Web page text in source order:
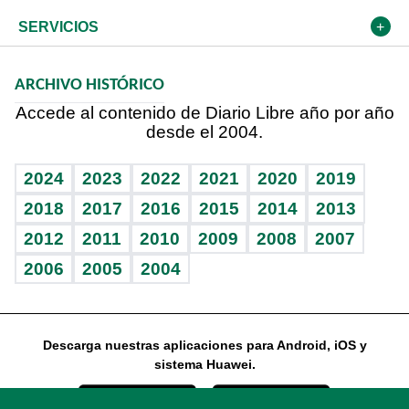
Resto del mundo
Economía personal
Podcast Arte Libre
Vida y familia
Eñe
Celebrando la vida
Sin complejos
En pocas palabras
Escuchando al corazón
Economía Personal
Más deportes
BRV
TBT Deportivo
Frente al Statu Quo
Noticiero Poteleche
Ágora
Cambio climático
Opinión
Hecho en casa
Guía del dinero
SERVICIOS
Cumpleaños
Horóscopos
ARCHIVO HISTÓRICO
Accede al contenido de Diario Libre año por año
desde el 2004.
2024 2023 2022 2021 2020
2019
2018
2017 2016 2015 2014
2013
2012
2011 2010 2009 2008
2007
2006
2005 2004
Descarga nuestras aplicaciones para Android, iOS y
sistema Huawei.